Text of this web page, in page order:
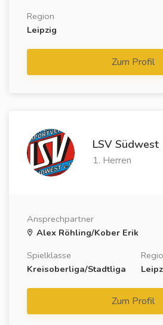
Region
Leipzig
Zum Profil
LSV Südwest
1. Herren
Ansprechpartner
Alex Röhling/Kober Erik
Spielklasse
Kreisoberliga/Stadtliga
Zum Profil